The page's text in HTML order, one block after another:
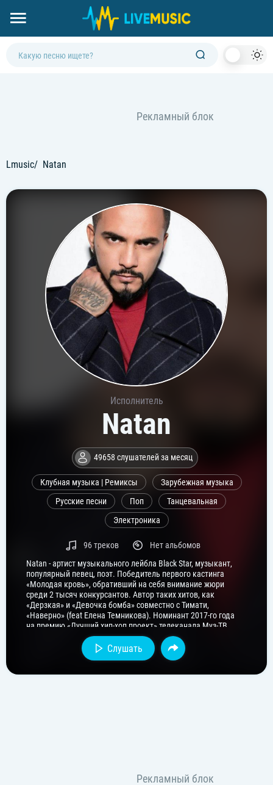
Lmusic Natan
Исполнитель
Natan
49658 слушателей за месяц
Клубная музыка | Ремиксы
Зарубежная музыка
Русские песни
Поп
Танцевальная
Электроника
96 треков
Нет альбомов
Natan - артист музыкального лейбла Black Star, музыкант,
популярный певец, поэт. Победитель первого кастинга
«Молодая кровь», обративший на себя внимание жюри
среди 2 тысяч конкурсантов. Автор таких хитов, как
«Дерзкая» и «Девочка бомба» совместно с Тимати,
«Наверно» (feat Елена Темникова). Номинант 2017-го года
на премию «Лучший хип-хоп проект» телеканала Муз-ТВ.
Слушать